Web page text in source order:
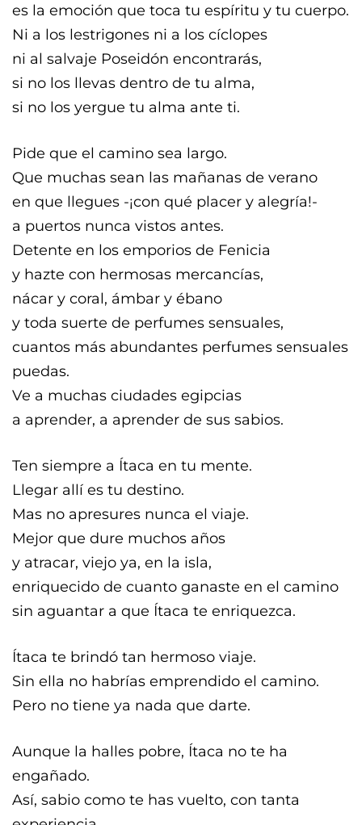
es la emoción que toca tu espíritu y tu cuerpo.
Ni a los lestrigones ni a los cíclopes
ni al salvaje Poseidón encontrarás,
si no los llevas dentro de tu alma,
si no los yergue tu alma ante ti.
Pide que el camino sea largo.
Que muchas sean las mañanas de verano
en que llegues -¡con qué placer y alegría!-
a puertos nunca vistos antes.
Detente en los emporios de Fenicia
y hazte con hermosas mercancías,
nácar y coral, ámbar y ébano
y toda suerte de perfumes sensuales,
cuantos más abundantes perfumes sensuales
puedas.
Ve a muchas ciudades egipcias
a aprender, a aprender de sus sabios.
Ten siempre a Ítaca en tu mente.
Llegar allí es tu destino.
Mas no apresures nunca el viaje.
Mejor que dure muchos años
y atracar, viejo ya, en la isla,
enriquecido de cuanto ganaste en el camino
sin aguantar a que Ítaca te enriquezca.
Ítaca te brindó tan hermoso viaje.
Sin ella no habrías emprendido el camino.
Pero no tiene ya nada que darte.
Aunque la halles pobre, Ítaca no te ha
engañado.
Así, sabio como te has vuelto, con tanta